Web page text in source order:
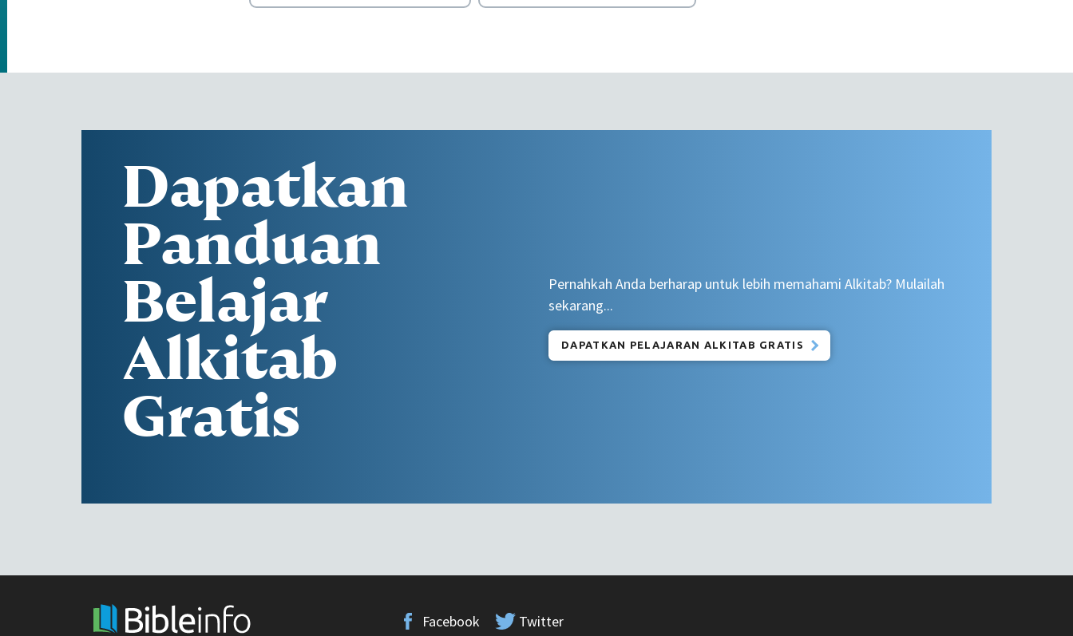
Dapatkan
Panduan
Belajar
Alkitab
Gratis
Pernahkah Anda berharap untuk lebih memahami Alkitab? Mulailah
sekarang...
DAPATKAN PELAJARAN ALKITAB GRATIS
Facebook Twitter